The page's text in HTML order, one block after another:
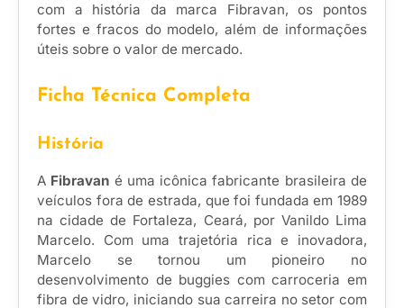
com a história da marca Fibravan, os pontos
fortes e fracos do modelo, além de informações
úteis sobre o valor de mercado.
Ficha Técnica Completa
História
A Fibravan é uma icônica fabricante brasileira de
veículos fora de estrada, que foi fundada em 1989
na cidade de Fortaleza, Ceará, por Vanildo Lima
Marcelo. Com uma trajetória rica e inovadora,
Marcelo se tornou um pioneiro no
desenvolvimento de buggies com carroceria em
fibra de vidro, iniciando sua carreira no setor com